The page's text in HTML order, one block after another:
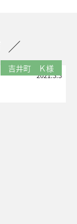
吉井町 Ｋ様
2021.3.3